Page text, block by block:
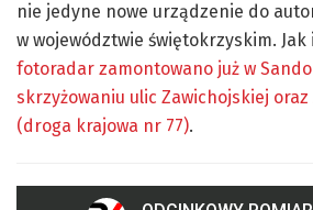
nie jedyne nowe urządzenie do
w województwie świętokrzyskim.
fotoradar zamontowano już w
skrzyżowaniu ulic Zawichojskiej
(droga krajowa nr 77).